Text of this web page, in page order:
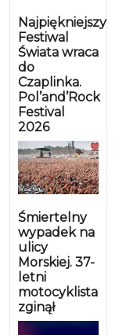
Najpiękniejszy
Festiwal
Świata wraca
do
Czaplinka.
Pol’and’Rock
Festival
2026
Śmiertelny
wypadek na
ulicy
Morskiej. 37-
letni
motocyklista
zginął